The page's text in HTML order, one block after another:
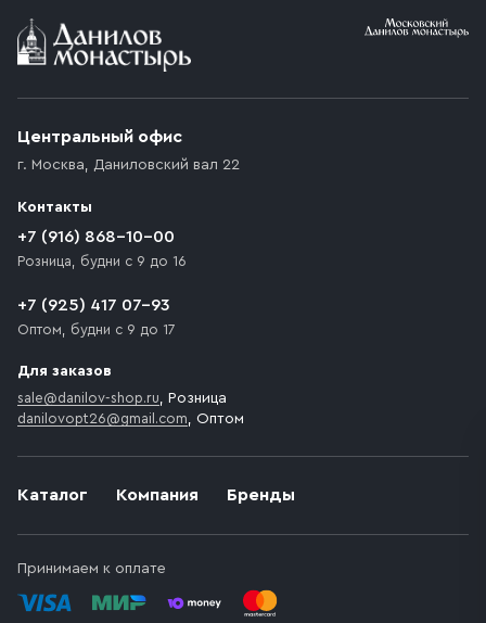
Условия доставки
возникают препятствия для подъезда автомобиля,
которое максимально близко к месту запланированной
движения. Если на территории места назначения
доставки предусмотрен платный въезд, то Покупателю
необходимо компенсировать стоимость въезда
Каталог Компания Бренды
Принимаем к оплате
Центральный офис
г. Москва, Даниловский вал 22
Контакты
+7 (916) 868-10-00
Розница, будни с 9 до 16
+7 (925) 417 07-93
Оптом, будни с 9 до 17
Для заказов
sale@danilov-shop.ru, Розница
danilovopt26@gmail.com, Оптом